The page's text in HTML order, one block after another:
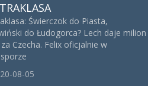
Świerczok do Piasta,
do Łudogorca? Lech daje milion
Czecha. Felix oficjalnie w
08-05